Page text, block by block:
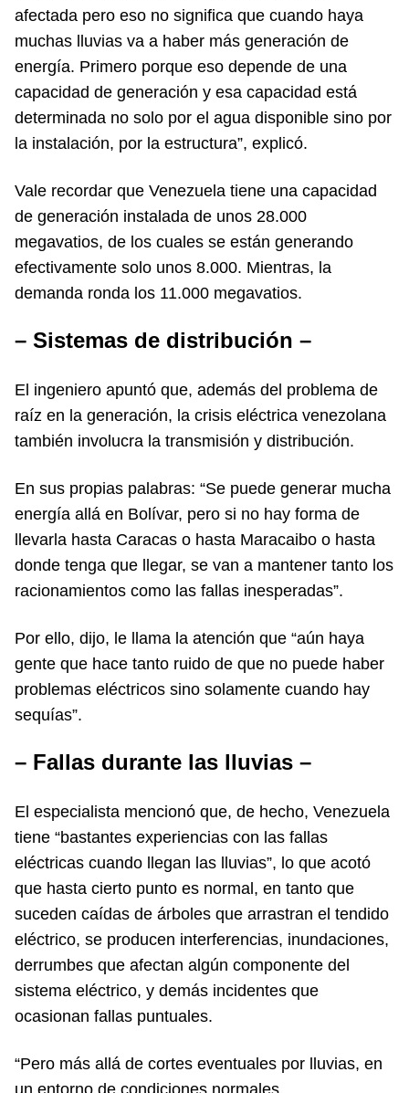
afectada pero eso no significa que cuando haya
muchas lluvias va a haber más generación de
energía. Primero porque eso depende de una
capacidad de generación y esa capacidad está
determinada no solo por el agua disponible sino por
la instalación, por la estructura”, explicó.
Vale recordar que Venezuela tiene una capacidad
de generación instalada de unos 28.000
megavatios, de los cuales se están generando
efectivamente solo unos 8.000. Mientras, la
demanda ronda los 11.000 megavatios.
– Sistemas de distribución –
El ingeniero apuntó que, además del problema de
raíz en la generación, la crisis eléctrica venezolana
también involucra la transmisión y distribución.
En sus propias palabras: “Se puede generar mucha
energía allá en Bolívar, pero si no hay forma de
llevarla hasta Caracas o hasta Maracaibo o hasta
donde tenga que llegar, se van a mantener tanto los
racionamientos como las fallas inesperadas”.
Por ello, dijo, le llama la atención que “aún haya
gente que hace tanto ruido de que no puede haber
problemas eléctricos sino solamente cuando hay
sequías”.
– Fallas durante las lluvias –
El especialista mencionó que, de hecho, Venezuela
tiene “bastantes experiencias con las fallas
eléctricas cuando llegan las lluvias”, lo que acotó
que hasta cierto punto es normal, en tanto que
suceden caídas de árboles que arrastran el tendido
eléctrico, se producen interferencias, inundaciones,
derrumbes que afectan algún componente del
sistema eléctrico, y demás incidentes que
ocasionan fallas puntuales.
“Pero más allá de cortes eventuales por lluvias, en
un entorno de condiciones normales,